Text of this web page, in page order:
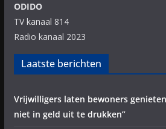
ODIDO
TV kanaal 814
Radio kanaal 2023
Laatste berichten
Vrijwilligers laten bewoners
niet in geld uit te drukken”